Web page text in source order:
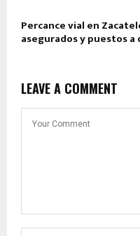
Percance vial en
asegurados y puestos a
LEAVE A COMMENT